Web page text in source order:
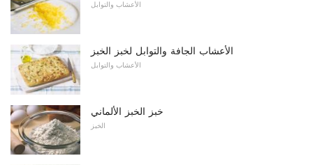
الأعشاب والتوابل
الأعشاب الجافة والتوابل لخبز الخبز
الأعشاب والتوابل
خبز الخبز الألماني
الخبز